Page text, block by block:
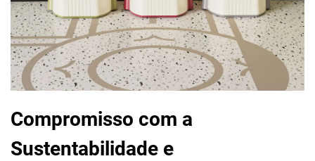
Compromisso com a
Sustentabilidade e